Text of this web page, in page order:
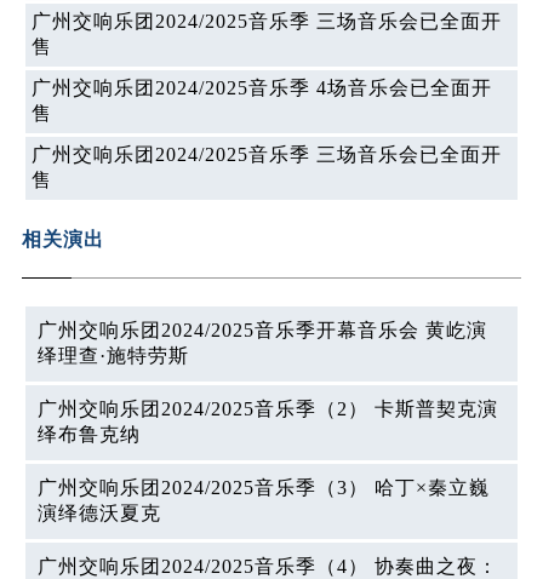
广州交响乐团2024/2025音乐季 三场音乐会已全面开
售
广州交响乐团2024/2025音乐季 4场音乐会已全面开
售
广州交响乐团2024/2025音乐季 三场音乐会已全面开
售
相关演出
广州交响乐团2024/2025音乐季开幕音乐会 黄屹演
绎理查·施特劳斯
广州交响乐团2024/2025音乐季（2） 卡斯普契克演
绎布鲁克纳
广州交响乐团2024/2025音乐季（3） 哈丁×秦立巍
演绎德沃夏克
广州交响乐团2024/2025音乐季（4） 协奏曲之夜：